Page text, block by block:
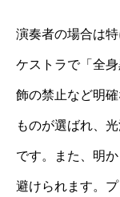
演奏者の場合は
ケストラで「全
飾の禁止など明
ものが選ばれ、
です。また、明
避けられます。